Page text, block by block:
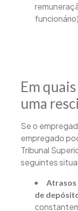
Em
uma
Se o
empregado
Tribunal
seguintes
Atrasos
de